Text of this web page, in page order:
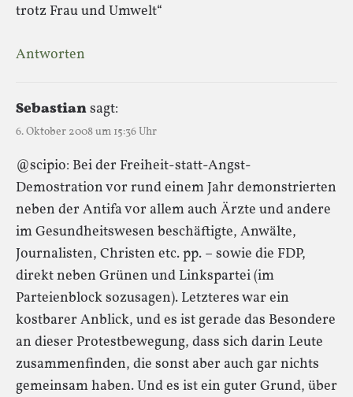
trotz Frau und Umwelt“
Antworten
Sebastiansagt:
6. Oktober 2008 um 15:36 Uhr
@scipio: Bei der Freiheit-statt-Angst-
Demostration vor rund einem Jahr demonstrierten
neben der Antifa vor allem auch Ärzte und andere
im Gesundheitswesen beschäftigte, Anwälte,
Journalisten, Christen etc. pp. – sowie die FDP,
direkt neben Grünen und Linkspartei (im
Parteienblock sozusagen). Letzteres war ein
kostbarer Anblick, und es ist gerade das Besondere
an dieser Protestbewegung, dass sich darin Leute
zusammenfinden, die sonst aber auch gar nichts
gemeinsam haben. Und es ist ein guter Grund, über